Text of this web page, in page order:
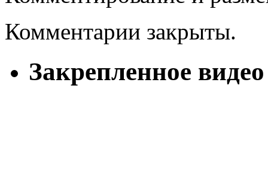
Комментарии закрыты.
Закрепленное видео